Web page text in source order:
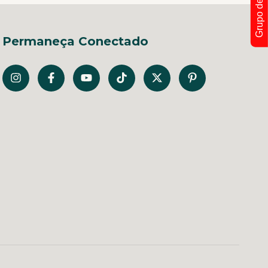
Permaneça Conectado